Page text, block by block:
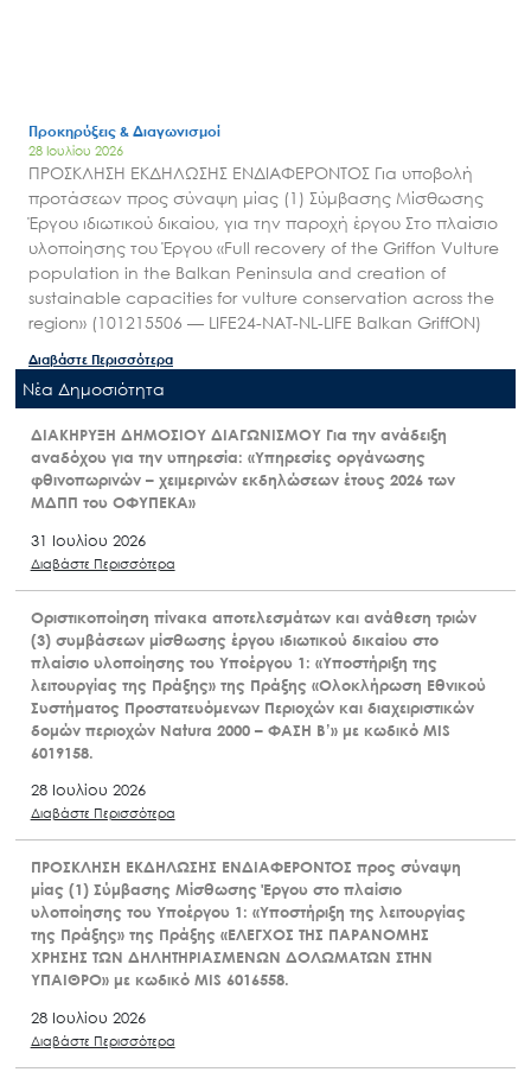
Προκηρύξεις & Διαγωνισμοί
28 Ιουλίου 2026
ΠΡΟΣΚΛΗΣΗ ΕΚΔΗΛΩΣΗΣ ΕΝΔΙΑΦΕΡΟΝΤΟΣ Για υποβολή
προτάσεων προς σύναψη μίας (1) Σύμβασης Μίσθωσης
Έργου ιδιωτικού δικαίου, για την παροχή έργου Στο πλαίσιο
υλοποίησης του Έργου «Full recovery of the Griffon Vulture
population in the Balkan Peninsula and creation of
sustainable capacities for vulture conservation across the
region» (101215506 — LIFE24-NAT-NL-LIFE Balkan GriffON)
Διαβάστε Περισσότερα
Nέα Δημοσιότητα
ΔΙΑΚΗΡΥΞΗ ΔΗΜΟΣΙΟΥ ΔΙΑΓΩΝΙΣΜΟΥ Για την ανάδειξη
αναδόχου για την υπηρεσία: «Υπηρεσίες οργάνωσης
φθινοπωρινών – χειμερινών εκδηλώσεων έτους 2026 των
ΜΔΠΠ του ΟΦΥΠΕΚΑ»
31 Ιουλίου 2026
Διαβάστε Περισσότερα
Οριστικοποίηση πίνακα αποτελεσμάτων και ανάθεση τριών
(3) συμβάσεων μίσθωσης έργου ιδιωτικού δικαίου στο
πλαίσιο υλοποίησης του Υποέργου 1: «Υποστήριξη της
λειτουργίας της Πράξης» της Πράξης «Ολοκλήρωση Εθνικού
Συστήματος Προστατευόμενων Περιοχών και διαχειριστικών
δομών περιοχών Natura 2000 – ΦΑΣΗ Β’» με κωδικό MIS
6019158.
28 Ιουλίου 2026
Διαβάστε Περισσότερα
ΠΡΟΣΚΛΗΣΗ ΕΚΔΗΛΩΣΗΣ ΕΝΔΙΑΦΕΡΟΝΤΟΣ προς σύναψη
μίας (1) Σύμβασης Μίσθωσης Έργου στο πλαίσιο
υλοποίησης του Υποέργου 1: «Υποστήριξη της λειτουργίας
της Πράξης» της Πράξης «ΕΛΕΓΧΟΣ ΤΗΣ ΠΑΡΑΝΟΜΗΣ
ΧΡΗΣΗΣ ΤΩΝ ΔΗΛΗΤΗΡΙΑΣΜΕΝΩΝ ΔΟΛΩΜΑΤΩΝ ΣΤΗΝ
ΥΠΑΙΘΡΟ» με κωδικό MIS 6016558.
28 Ιουλίου 2026
Διαβάστε Περισσότερα